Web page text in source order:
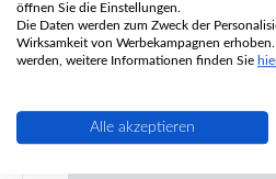
öffnen Sie die Einstellungen.
Die Daten werden zum Zweck der
Wirksamkeit von Werbekampagnen
werden, weitere Informationen finden Sie
Alle akzeptieren